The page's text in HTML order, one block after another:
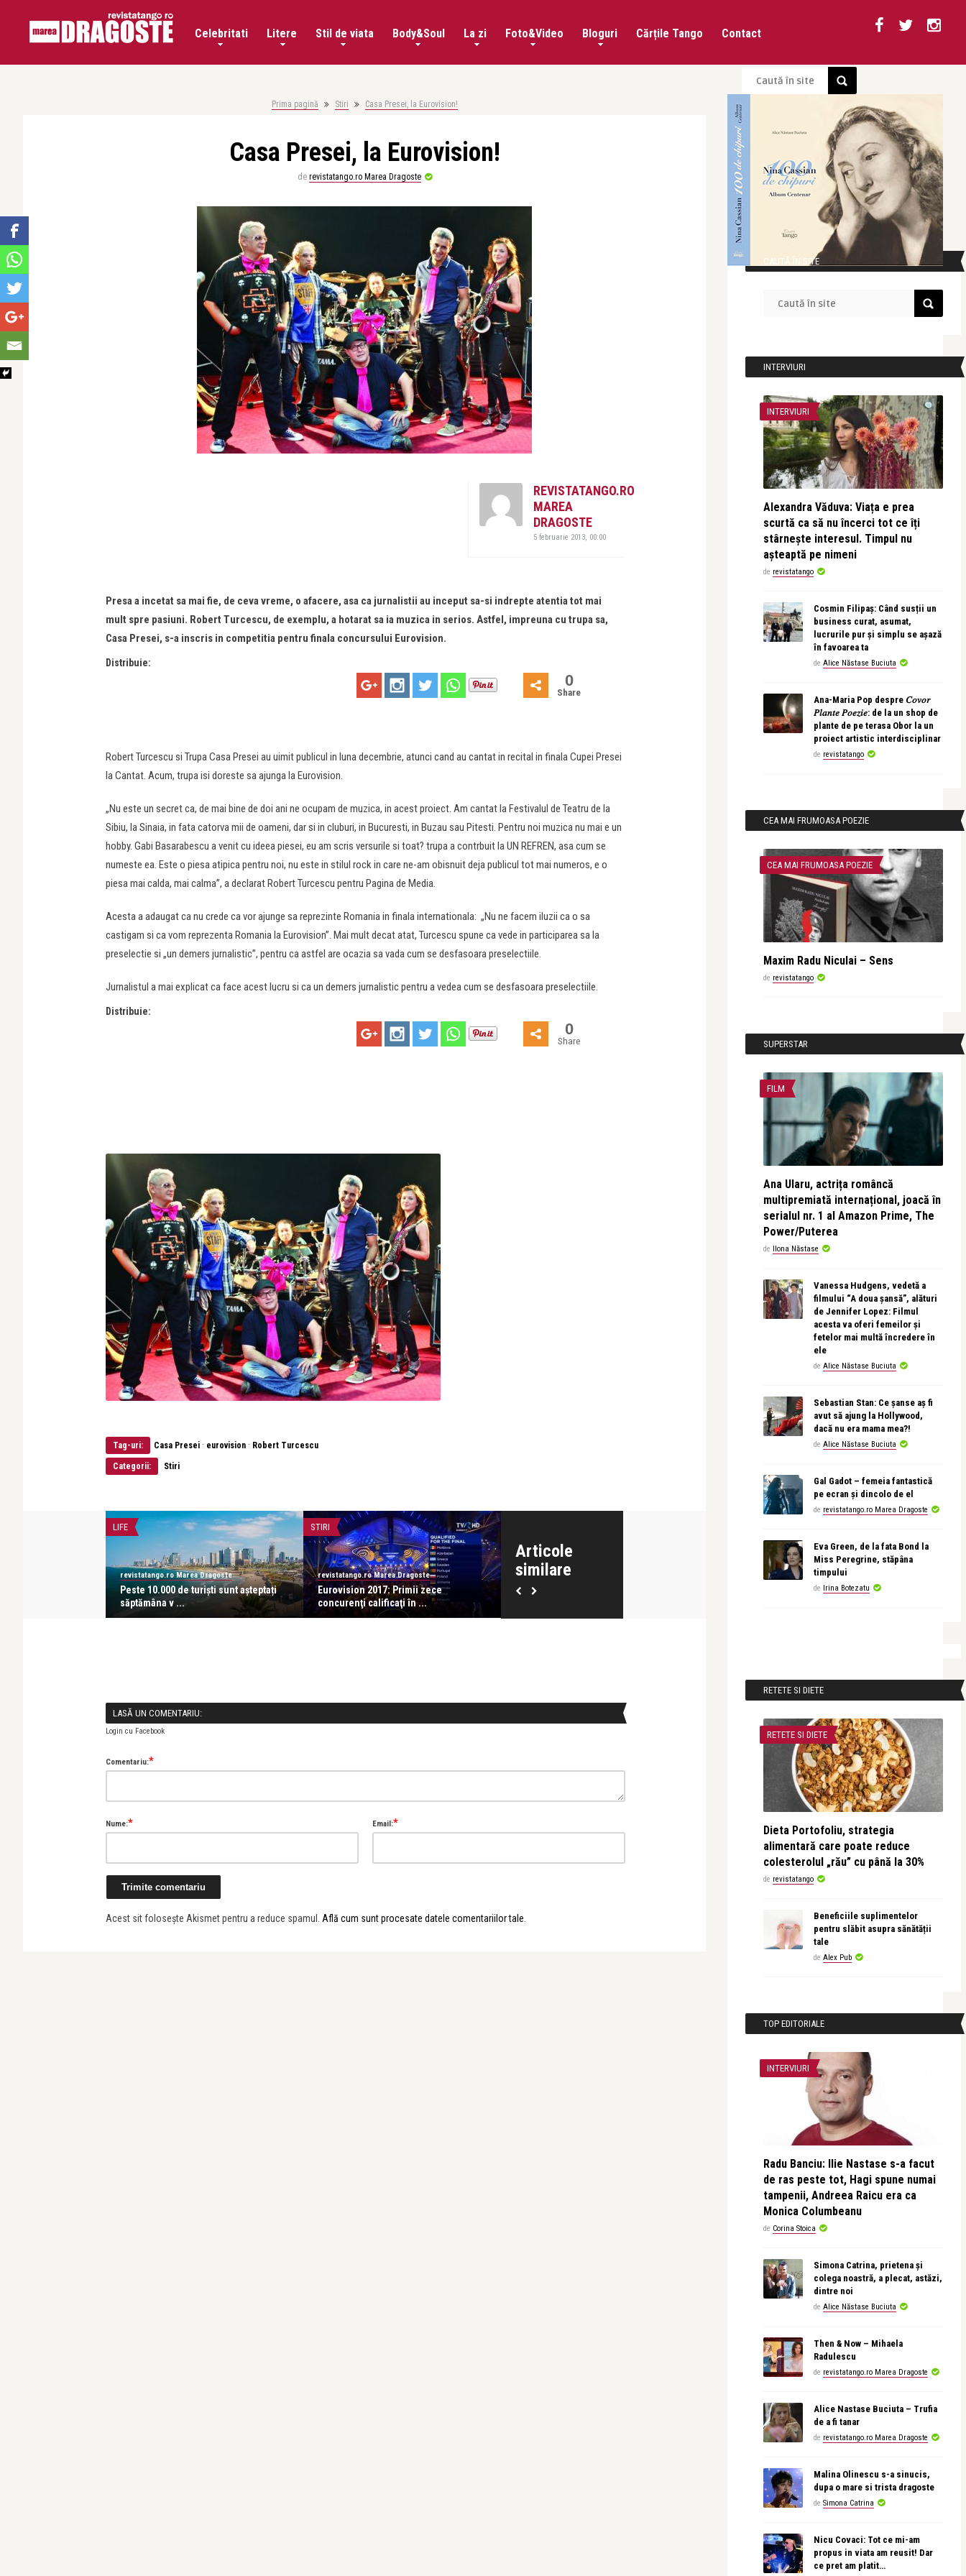
Celebritati Litere Stil de viata Body&Soul La zi Foto&Video Bloguri Cărțile Tango Contact
Prima pagină Stiri Casa Presei, la Eurovision!
Casa Presei, la Eurovision!
de revistatango.ro Marea Dragoste
REVISTATANGO.RO
MAREA
DRAGOSTE
5 februarie 2013, 00:00
Presa a incetat sa mai fie, de ceva vreme, o afacere, asa ca jurnalistii au inceput sa-si indrepte atentia tot mai
mult spre pasiuni. Robert Turcescu, de exemplu, a hotarat sa ia muzica in serios. Astfel, impreuna cu trupa sa,
Casa Presei, s-a inscris in competitia pentru finala concursului Eurovision.
Distribuie:
0
Share
Robert Turcescu si Trupa Casa Presei au uimit publicul in luna decembrie, atunci cand au cantat in recital in finala Cupei Presei
la Cantat. Acum, trupa isi doreste sa ajunga la Eurovision.
„Nu este un secret ca, de mai bine de doi ani ne ocupam de muzica, in acest proiect. Am cantat la Festivalul de Teatru de la
Sibiu, la Sinaia, in fata catorva mii de oameni, dar si in cluburi, in Bucuresti, in Buzau sau Pitesti. Pentru noi muzica nu mai e un
hobby. Gabi Basarabescu a venit cu ideea piesei, eu am scris versurile si toat? trupa a contrbuit la UN REFREN, asa cum se
numeste ea. Este o piesa atipica pentru noi, nu este in stilul rock in care ne-am obisnuit deja publicul tot mai numeros, e o
piesa mai calda, mai calma”, a declarat Robert Turcescu pentru Pagina de Media.
Acesta a adaugat ca nu crede ca vor ajunge sa reprezinte Romania in finala internationala: „Nu ne facem iluzii ca o sa
castigam si ca vom reprezenta Romania la Eurovision”. Mai mult decat atat, Turcescu spune ca vede in participarea sa la
preselectie si „un demers jurnalistic”, pentru ca astfel are ocazia sa vada cum se desfasoara preselectiile.
Jurnalistul a mai explicat ca face acest lucru si ca un demers jurnalistic pentru a vedea cum se desfasoara preselectiile.
Distribuie:
0
Share
Tag-uri: Casa Presei · eurovision · Robert Turcescu
Categorii: Stiri
Articole
similare
LIFE
revistatango.ro Marea Dragoste
Peste 10.000 de turiști sunt așteptați
săptămâna v ...
STIRI
revistatango.ro Marea Dragoste
Eurovision 2017: Primii zece
concurenţi calificaţi în ...
revistatango.ro Marea Dragoste
Alex si Ilinca la Eurovision – Repetitie
revistatango.ro Marea Dragoste
Ilinca şi Alex Florea susţin un turneu
LASĂ UN COMENTARIU:
Login cu Facebook
Comentariu:*
Nume:* Email:*
Acest sit folosește Akismet pentru a reduce spamul. Află cum sunt procesate datele comentariilor tale.
CAUTĂ ÎN SITE
INTERVIURI
INTERVIURI
Alexandra Văduva: Viața e prea
scurtă ca să nu încerci tot ce îți
stârnește interesul. Timpul nu
așteaptă pe nimeni
de revistatango
Cosmin Filipaș: Când susții un
business curat, asumat,
lucrurile pur și simplu se așază
în favoarea ta
de Alice Năstase Buciuta
Ana-Maria Pop despre 𝐶𝑜𝑣𝑜𝑟
𝑃𝑙𝑎𝑛𝑡𝑒 𝑃𝑜𝑒𝑧𝑖𝑒: de la un shop de
plante de pe terasa Obor la un
proiect artistic interdisciplinar
de revistatango
CEA MAI FRUMOASA POEZIE
CEA MAI FRUMOASA POEZIE
Maxim Radu Niculai – Sens
de revistatango
SUPERSTAR
FILM
Ana Ularu, actrița româncă
multipremiată internațional, joacă în
serialul nr. 1 al Amazon Prime, The
Power/Puterea
de Ilona Năstase
Vanessa Hudgens, vedetă a
filmului “A doua șansă”, alături
de Jennifer Lopez: Filmul
acesta va oferi femeilor și
fetelor mai multă încredere în
ele
de Alice Năstase Buciuta
Sebastian Stan: Ce șanse aș fi
avut să ajung la Hollywood,
dacă nu era mama mea?!
de Alice Năstase Buciuta
Gal Gadot – femeia fantastică
pe ecran și dincolo de el
de revistatango.ro Marea Dragoste
Eva Green, de la fata Bond la
Miss Peregrine, stăpâna
timpului
de Irina Botezatu
RETETE SI DIETE
RETETE SI DIETE
Dieta Portofoliu, strategia
alimentară care poate reduce
colesterolul „rău” cu până la 30%
de revistatango
Beneficiile suplimentelor
pentru slăbit asupra sănătății
tale
de Alex Pub
TOP EDITORIALE
INTERVIURI
Radu Banciu: Ilie Nastase s-a facut
de ras peste tot, Hagi spune numai
tampenii, Andreea Raicu era ca
Monica Columbeanu
de Corina Stoica
Simona Catrina, prietena și
colega noastră, a plecat, astăzi,
dintre noi
de Alice Năstase Buciuta
Then & Now – Mihaela
Radulescu
de revistatango.ro Marea Dragoste
Alice Nastase Buciuta – Trufia
de a fi tanar
de revistatango.ro Marea Dragoste
Malina Olinescu s-a sinucis,
dupa o mare si trista dragoste
de Simona Catrina
Nicu Covaci: Tot ce mi-am
propus in viata am reusit! Dar
ce pret am platit…